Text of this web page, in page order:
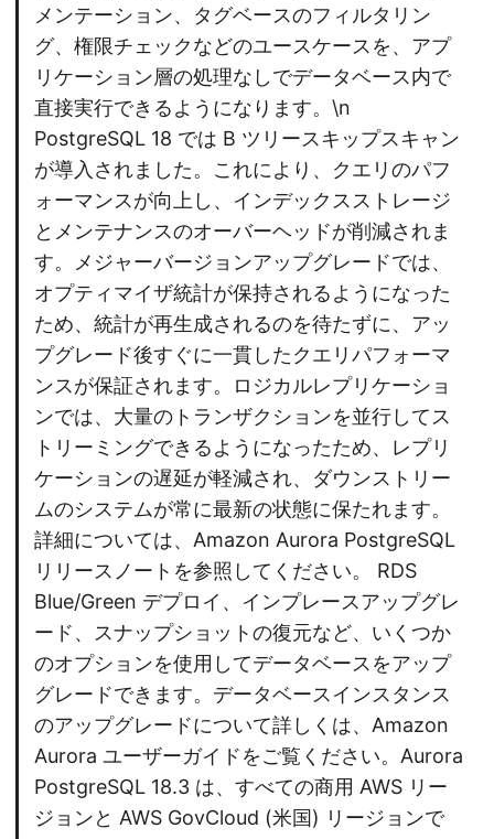
メンテーション、タグベースのフィルタリン
グ、権限チェックなどのユースケースを、アプ
リケーション層の処理なしでデータベース内で
直接実行できるようになります。\n
PostgreSQL 18 では B ツリースキップスキャン
が導入されました。これにより、クエリのパフ
ォーマンスが向上し、インデックスストレージ
とメンテナンスのオーバーヘッドが削減されま
す。メジャーバージョンアップグレードでは、
オプティマイザ統計が保持されるようになった
ため、統計が再生成されるのを待たずに、アッ
プグレード後すぐに一貫したクエリパフォーマ
ンスが保証されます。ロジカルレプリケーショ
ンでは、大量のトランザクションを並行してス
トリーミングできるようになったため、レプリ
ケーションの遅延が軽減され、ダウンストリー
ムのシステムが常に最新の状態に保たれます。
詳細については、Amazon Aurora PostgreSQL
リリースノートを参照してください。 RDS
Blue/Green デプロイ、インプレースアップグレ
ード、スナップショットの復元など、いくつか
のオプションを使用してデータベースをアップ
グレードできます。データベースインスタンス
のアップグレードについて詳しくは、Amazon
Aurora ユーザーガイドをご覧ください。Aurora
PostgreSQL 18.3 は、すべての商用 AWS リー
ジョンと AWS GovCloud (米国) リージョンで